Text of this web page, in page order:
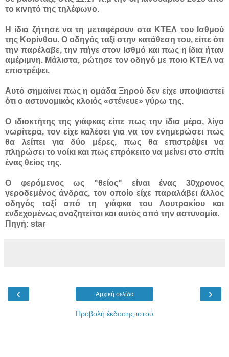
το κινητό της τηλέφωνο.
Η ίδια ζήτησε να τη μεταφέρουν στα ΚΤΕΛ του Ισθμού
της Κορίνθου. Ο οδηγός ταξί στην κατάθεση του, είπε ότι
την παρέλαβε, την πήγε στον Ισθμό και πως η ίδια ήταν
αμέριμνη. Μάλιστα, ρώτησε τον οδηγό με ποιο ΚΤΕΛ να
επιστρέψει.
Αυτό σημαίνει πως η ομάδα Ξηρού δεν είχε υποψιαστεί
ότι ο αστυνομικός κλοιός «στένευε» γύρω της.
Ο ιδιοκτήτης της γιάφκας είπε πως την ίδια μέρα, λίγο
νωρίτερα, τον είχε καλέσει για να τον ενημερώσει πως
θα λείπει για δύο μέρες, πως θα επιστρέψει να
πληρώσει το νοίκι και πως επρόκειτο να μείνει στο σπίτι
ένας θείος της.
Ο φερόμενος ως "θείος" είναι ένας 30χρονος
γεροδεμένος άνδρας, τον οποίο είχε παραλάβει άλλος
οδηγός ταξί από τη γιάφκα του Λουτρακίου και
ενδεχομένως αναζητείται και αυτός από την αστυνομία.
Πηγή: star
‹ ›
Αρχική σελίδα
Προβολή έκδοσης ιστού